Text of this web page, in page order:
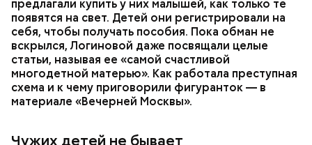
предлагали купить у них малышей, как только те
появятся на свет. Детей они регистрировали на
себя, чтобы получать пособия. Пока обман не
вскрылся, Логиновой даже посвящали целые
статьи, называя ее «самой счастливой
многодетной матерью». Как работала преступная
схема и к чему приговорили фигуранток — в
материале «Вечерней Москвы».
Чужих детей не бывает